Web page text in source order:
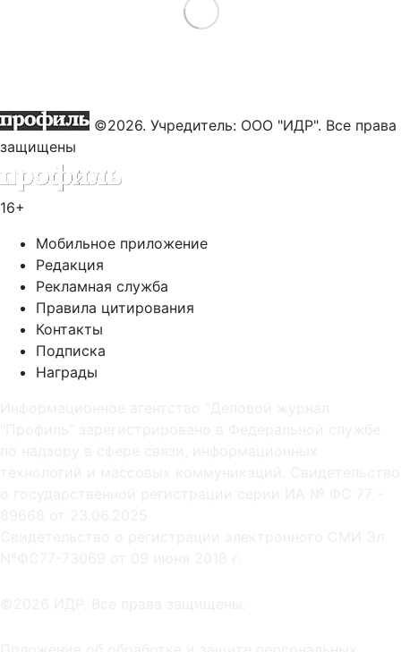
Load More
©2026. Учредитель: ООО "ИДР". Все права
защищены
16+
Мобильное приложение
Редакция
Рекламная служба
Правила цитирования
Контакты
Подписка
Награды